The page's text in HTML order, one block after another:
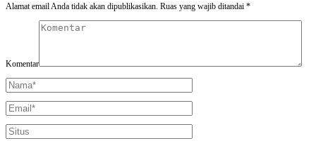
Alamat email Anda tidak akan dipublikasikan. Ruas yang wajib ditandai *
Komentar